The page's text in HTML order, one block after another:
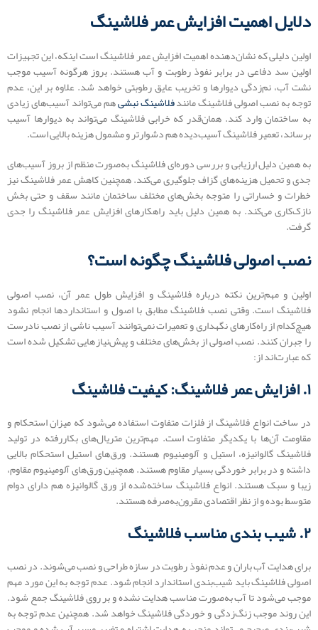
دلایل اهمیت افزایش عمر فلاشینگ
اولین دلیلی که نشان‌دهنده اهمیت افزایش عمر فلاشینگ است اینکه، این تجهیزات
اولین سد دفاعی در برابر نفوذ رطوبت و آب هستند. بروز هرگونه آسیب موجب
نشت آب، نم‌زدگی دیوارها و تخریب عایق رطوبتی خواهد شد. علاوه بر این، عدم
توجه به نصب اصولی فلاشینگ مانندفلاشینگ نبشیهم می‌تواند آسیب‌های زیادی
به ساختمان وارد کند. همان‌قدر که خرابی فلاشینگ می‌تواند به دیوارها آسیب
برساند، تعمیر فلاشینگ آسیب‌دیده هم دشوارتر و مشمول هزینه بالایی است.
به همین دلیل ارزیابی و بررسی دوره‌ای فلاشینگ به‌صورت منظم از بروز آسیب‌های
جدی و تحمیل هزینه‌های گزاف جلوگیری می‌کند. همچنین کاهش عمر فلاشینگ نیز
خطرات و خساراتی را متوجه بخش‌های مختلف ساختمان مانند سقف و حتی بخش
نازک‌کاری می‌کند. به همین دلیل باید راهکارهای افزایش عمر فلاشینگ را جدی
گرفت.
نصب اصولی فلاشینگ چگونه است؟
اولین و مهم‌ترین نکته درباره فلاشینگ و افزایش طول عمر آن، نصب اصولی
فلاشینگ است. وقتی نصب فلاشینگ مطابق با اصول و استانداردها انجام نشود
هیچ‌کدام از راه‎‌کارهای نگهداری و تعمیرات نمی‌توانند آسیب ناشی از نصب نادرست
را جبران کنند. نصب اصولی از بخش‌های مختلف و پیش‌نیازهایی تشکیل شده است
که عبارت‌اند از:
۱. افزایش عمر فلاشینگ: کیفیت فلاشینگ
در ساخت انواع فلاشینگ از فلزات متفاوت استفاده می‌شود که میزان استحکام و
مقاومت آن‌ها با یکدیگر متفاوت است. مهم‌ترین متریال‌های بکاررفته در تولید
فلاشینگ گالوانیزه، استیل و آلومینیوم هستند. ورق‌های استیل استحکام بالایی
داشته و در برابر خوردگی بسیار مقاوم هستند. همچنین ورق‌های آلومینیوم مقاوم،
زیبا و سبک هستند. انواع فلاشینگ ساخته‌شده از ورق گالوانیزه هم دارای دوام
متوسط بوده و از نظر اقتصادی مقرون‌به‌صرفه هستند.
۲. شیب‌ بندی مناسب فلاشینگ
برای هدایت آب باران و عدم نفوذ رطوبت در سازه طراحی و نصب می‌شوند. در نصب
اصولی فلاشینگ باید شیب‌بندی استاندارد انجام شود. عدم توجه به این مورد مهم
موجب می‌شود تا آب به‌صورت مناسب هدایت نشده و بر روی فلاشینگ جمع شود.
این روند موجب زنگ‌زدگی و خوردگی فلاشینگ خواهد شد. همچنین عدم توجه به